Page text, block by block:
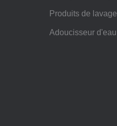
Produits de lavage
Adoucisseur d'eau